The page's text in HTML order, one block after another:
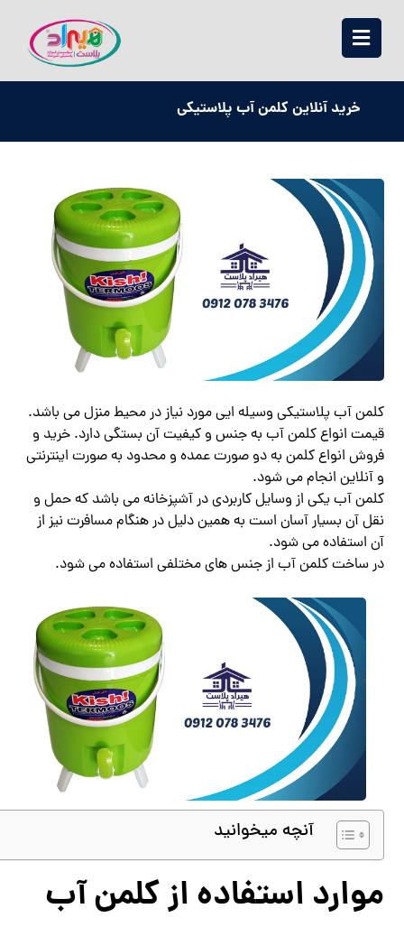
خرید آنلاین کلمن آب پلاستیکی
کلمن آب پلاستیکی وسیله ایی مورد نیاز در محیط منزل می باشد.
قیمت انواع کلمن آب به جنس و کیفیت آن بستگی دارد. خرید و
فروش انواع کلمن به دو صورت عمده و محدود به صورت اینترنتی
و آنلاین انجام می شود.
کلمن آب یکی از وسایل کاربردی در آشپزخانه می باشد که حمل و
نقل آن بسیار آسان است به همین دلیل در هنگام مسافرت نیز از
آن استفاده می شود.
در ساخت کلمن آب از جنس های مختلفی استفاده می شود.
آنچه میخوانید
موارد استفاده از کلمن آب